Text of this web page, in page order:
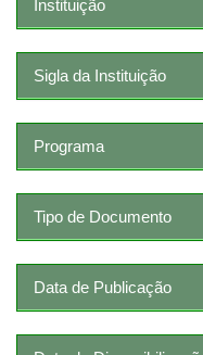
Instituição
Sigla da Instituição
Programa
Tipo de Documento
Data de Publicação